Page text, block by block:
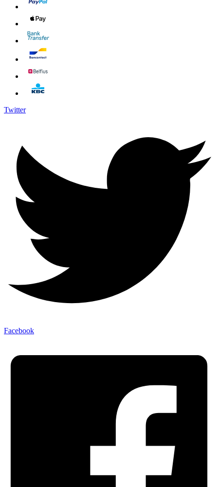
Twitter
Facebook